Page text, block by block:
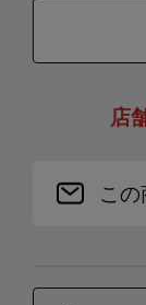
店
こ